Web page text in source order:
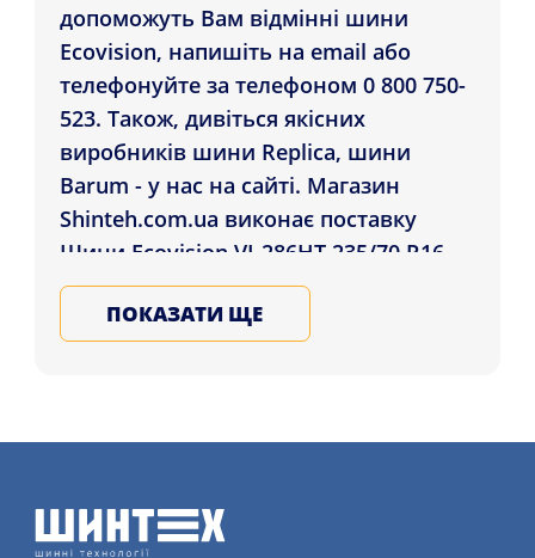
допоможуть Вам відмінні шини
Ecovision, напишіть на email або
телефонуйте за телефоном 0 800 750-
523. Також, дивіться якісних
виробників шини Replica, шини
Barum - у нас на сайті. Магазин
Shinteh.com.ua виконає поставку
Шини Ecovision VI-286HT 235/70 R16
106H покупцям у: Вінниця, Чернігів,
Житомир , а також ін. куточки
ПОКАЗАТИ ЩЕ